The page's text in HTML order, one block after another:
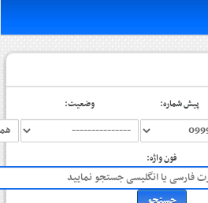
پیش شماره: وضعیت:
فون واژه: